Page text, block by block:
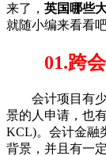
来了， 英国哪些
就随小编来看看
01.跨
会计项目有少
景的人申请，也
KCL)。会计金融
背景，并且有一